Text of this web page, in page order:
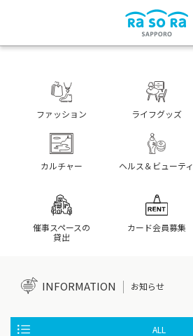
ファッション ライフグッズ
カルチャー ヘルス＆ビューティ
催事スペースの
貸出
カード会員募集
INFORMATION お知らせ
ALL